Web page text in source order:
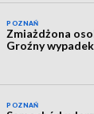
POZNAŃ
Zmiażdżona
Groźny wypadek
POZNAŃ